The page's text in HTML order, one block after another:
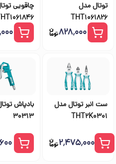
توتال مدل
THT1061826
۸۲۸٬۰۰۰
چاقویی
ست انبر توتال مدل
THT2K0301
۲٬۴۷۵٬۰۰۰
بادپاش
30313